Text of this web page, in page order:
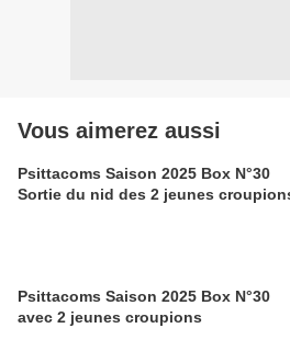
Vous aimerez aussi
Psittacoms Saison 2025 Box N°30
Sortie du nid des 2 jeunes
Psittacoms Saison 2025 Box N°30
avec 2 jeunes croupions